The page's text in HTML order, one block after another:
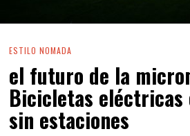
ESTILO NOMADA
el futuro de la
Bicicletas eléctricas
sin estaciones